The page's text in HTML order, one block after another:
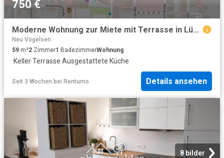
750 €
Moderne Wohnung zur Miete mit Terrasse in Lüneburg Wentzel Dr
Neu Vögelsen
59 m²2 Zimmer1 BadezimmerWohnung
·Keller·Terrasse·Ausgestattete Küche
Seit 3 Wochen bei Rentumo Details ansehen
8 bilder